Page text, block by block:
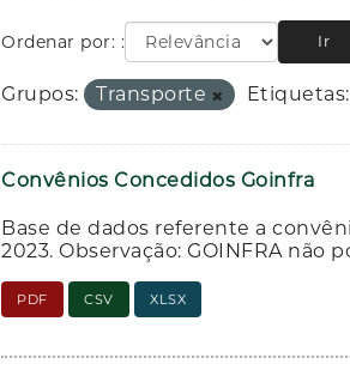
Ordenar por: Ir
Grupos: Transporte Etiquetas:
Convênios Concedidos Goinfra
Base de dados referente a
2023. Observação: GOINFRA não
PDF CSV XLSX